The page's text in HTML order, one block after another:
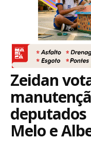
Zeidan
deputados
Melo e